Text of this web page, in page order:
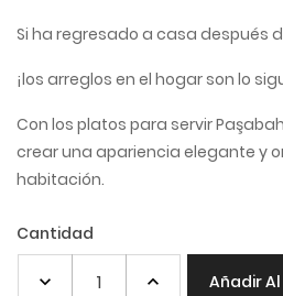
Si ha regresado a casa después
¡los arreglos en el hogar son lo
Con los platos para servir
crear una apariencia elegante y
habitación.​ ​
Cantidad
Añadir